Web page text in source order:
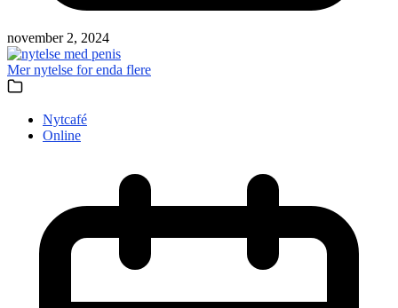
november 2, 2024
Mer nytelse for enda flere
Nytcafé
Online